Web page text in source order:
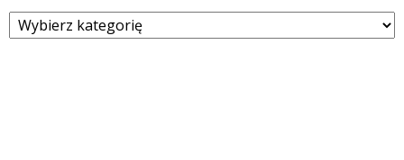
Kategorie